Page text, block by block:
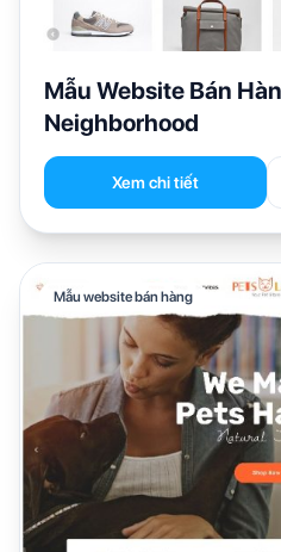
Mẫu Website Bán
Neighborhood
Xem chi tiết
Mẫu website bán hàng